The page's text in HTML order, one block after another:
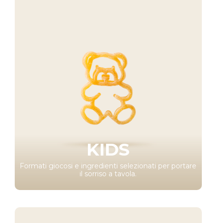
KIDS
Formati giocosi e ingredienti selezionati per portare
il sorriso a tavola.